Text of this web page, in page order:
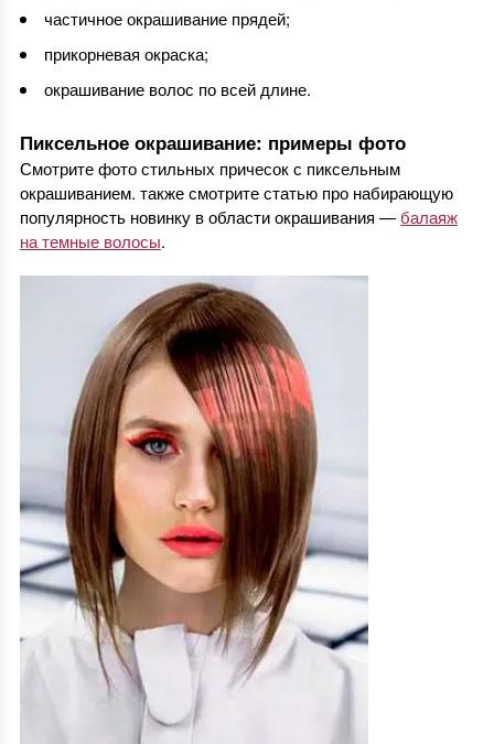
частичное окрашивание прядей;
прикорневая окраска;
окрашивание волос по всей длине.
Пиксельное окрашивание: примеры фото
Смотрите фото стильных причесок с пиксельным
окрашиванием. также смотрите статью про набирающую
популярность новинку в области окрашивания —балаяж
на темные волосы.